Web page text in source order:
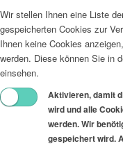
Wir stellen Ihnen eine Liste
gespeicherten Cookies zur
Ihnen keine Cookies
werden. Diese können Sie in
einsehen.
Aktivieren, damit
wird und alle
werden. Wir
gespeichert wird.